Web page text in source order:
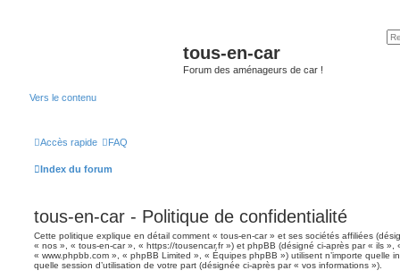
tous-en-car
Forum des aménageurs de car !
Vers le contenu
Accès rapide FAQ
Index du forum
tous-en-car - Politique de confidentialité
Cette politique explique en détail comment « tous-en-car » et ses sociétés affiliées
« nos », « tous-en-car », « https://tousencar.fr ») et phpBB (désigné ci-après par « ils
« www.phpbb.com », « phpBB Limited », « Équipes phpBB ») utilisent n’importe quelle
quelle session d’utilisation de votre part (désignée ci-après par « vos informations »).